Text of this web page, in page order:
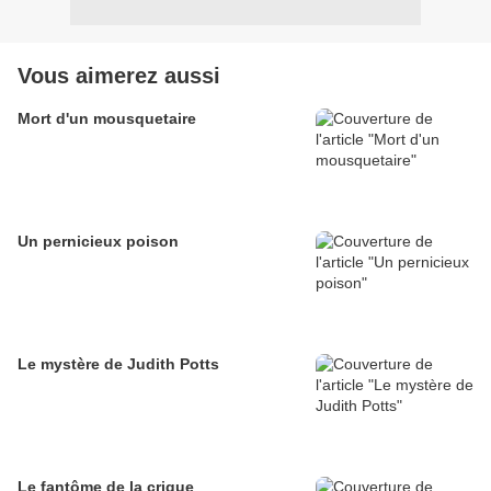
Vous aimerez aussi
Mort d'un mousquetaire
Un pernicieux poison
Le mystère de Judith Potts
Le fantôme de la crique